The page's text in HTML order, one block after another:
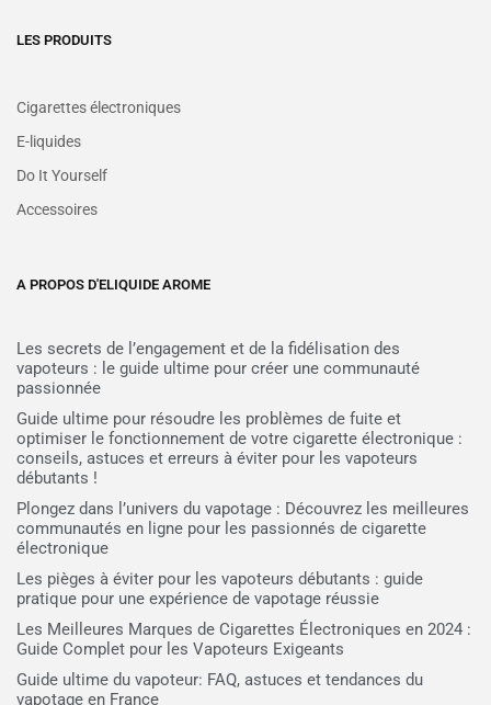
LES PRODUITS
Cigarettes électroniques
E-liquides
Do It Yourself
Accessoires
A PROPOS D'ELIQUIDE AROME
Les secrets de l’engagement et de la fidélisation des
vapoteurs : le guide ultime pour créer une communauté
passionnée
Guide ultime pour résoudre les problèmes de fuite et
optimiser le fonctionnement de votre cigarette électronique :
conseils, astuces et erreurs à éviter pour les vapoteurs
débutants !
Plongez dans l’univers du vapotage : Découvrez les meilleures
communautés en ligne pour les passionnés de cigarette
électronique
Les pièges à éviter pour les vapoteurs débutants : guide
pratique pour une expérience de vapotage réussie
Les Meilleures Marques de Cigarettes Électroniques en 2024 :
Guide Complet pour les Vapoteurs Exigeants
Guide ultime du vapoteur: FAQ, astuces et tendances du
vapotage en France